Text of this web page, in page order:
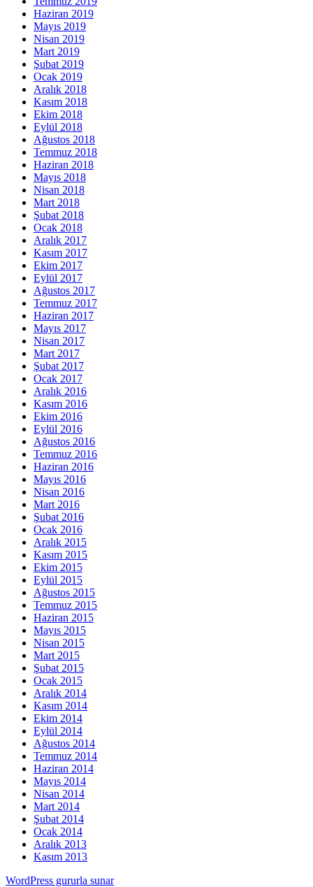
Haziran 2019
Mayıs 2019
Nisan 2019
Mart 2019
Şubat 2019
Ocak 2019
Aralık 2018
Kasım 2018
Ekim 2018
Eylül 2018
Ağustos 2018
Temmuz 2018
Haziran 2018
Mayıs 2018
Nisan 2018
Mart 2018
Şubat 2018
Ocak 2018
Aralık 2017
Kasım 2017
Ekim 2017
Eylül 2017
Ağustos 2017
Temmuz 2017
Haziran 2017
Mayıs 2017
Nisan 2017
Mart 2017
Şubat 2017
Ocak 2017
Aralık 2016
Kasım 2016
Ekim 2016
Eylül 2016
Ağustos 2016
Temmuz 2016
Haziran 2016
Mayıs 2016
Nisan 2016
Mart 2016
Şubat 2016
Ocak 2016
Aralık 2015
Kasım 2015
Ekim 2015
Eylül 2015
Ağustos 2015
Temmuz 2015
Haziran 2015
Mayıs 2015
Nisan 2015
Mart 2015
Şubat 2015
Ocak 2015
Aralık 2014
Kasım 2014
Ekim 2014
Eylül 2014
Ağustos 2014
Temmuz 2014
Haziran 2014
Mayıs 2014
Nisan 2014
Mart 2014
Şubat 2014
Ocak 2014
Aralık 2013
Kasım 2013
WordPress gururla sunar